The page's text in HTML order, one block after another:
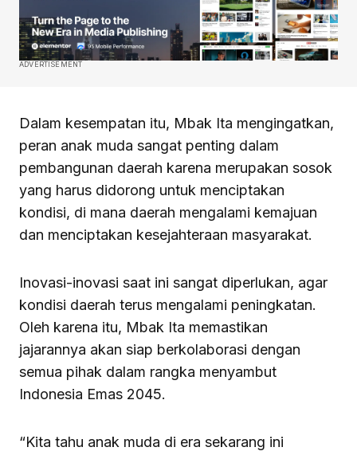
ADVERTISEMENT
Dalam kesempatan itu, Mbak Ita mengingatkan,
peran anak muda sangat penting dalam
pembangunan daerah karena merupakan sosok
yang harus didorong untuk menciptakan
kondisi, di mana daerah mengalami kemajuan
dan menciptakan kesejahteraan masyarakat.
Inovasi-inovasi saat ini sangat diperlukan, agar
kondisi daerah terus mengalami peningkatan.
Oleh karena itu, Mbak Ita memastikan
jajarannya akan siap berkolaborasi dengan
semua pihak dalam rangka menyambut
Indonesia Emas 2045.
“Kita tahu anak muda di era sekarang ini